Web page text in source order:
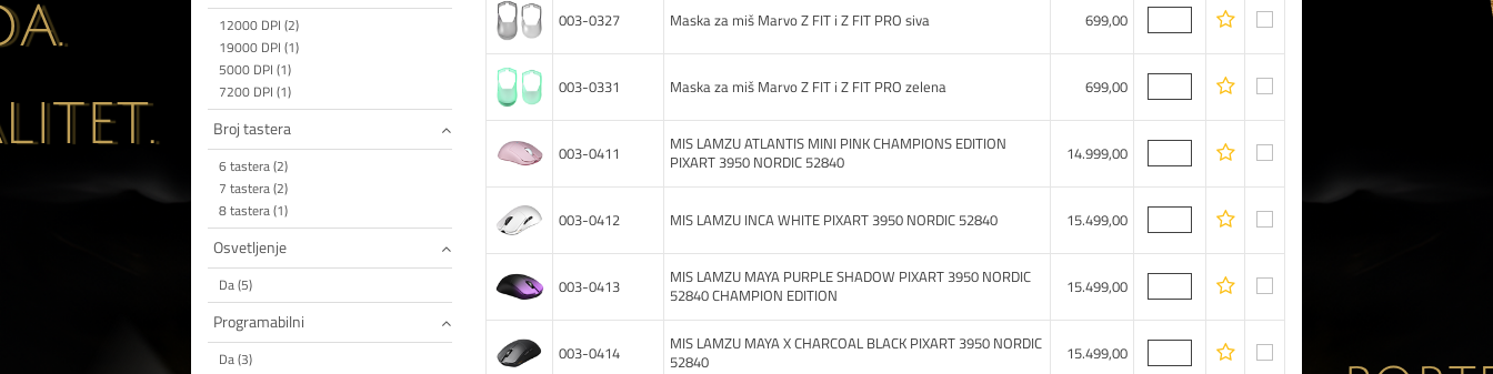
12000 DPI (2)
19000 DPI (1)
5000 DPI (1)
7200 DPI (1)
Broj tastera
6 tastera (2)
7 tastera (2)
8 tastera (1)
Osvetljenje
Da (5)
Programabilni
Da (3)
003-0327 Maska za miš Marvo Z FIT i Z FIT PRO siva 699,00
003-0331 Maska za miš Marvo Z FIT i Z FIT PRO zelena 699,00
003-0411
MIS LAMZU ATLANTIS MINI PINK CHAMPIONS EDITION
PIXART 3950 NORDIC 52840
14.999,00
003-0412 MIS LAMZU INCA WHITE PIXART 3950 NORDIC 52840 15.499,00
003-0413
MIS LAMZU MAYA PURPLE SHADOW PIXART 3950 NORDIC
52840 CHAMPION EDITION
15.499,00
003-0414
MIS LAMZU MAYA X CHARCOAL BLACK PIXART 3950 NORDIC
52840
15.499,00